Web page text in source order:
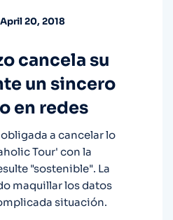
April 20, 2018
cancela su
un sincero
en redes
a cancelar lo
Tour' con la
"sostenible". La
maquillar los datos
situación.